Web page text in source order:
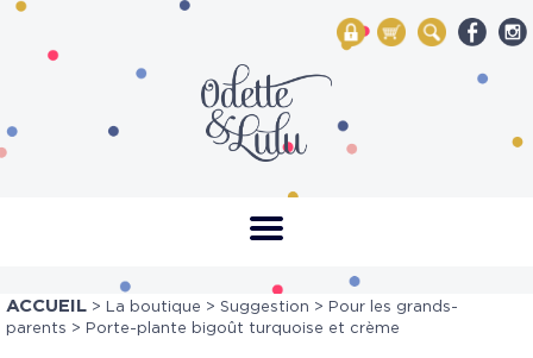
My Account
Mon panier
Rechercher
ACCUEIL > La boutique > Suggestion > Pour les grands-
parents > Porte-plante bigoût turquoise et crème